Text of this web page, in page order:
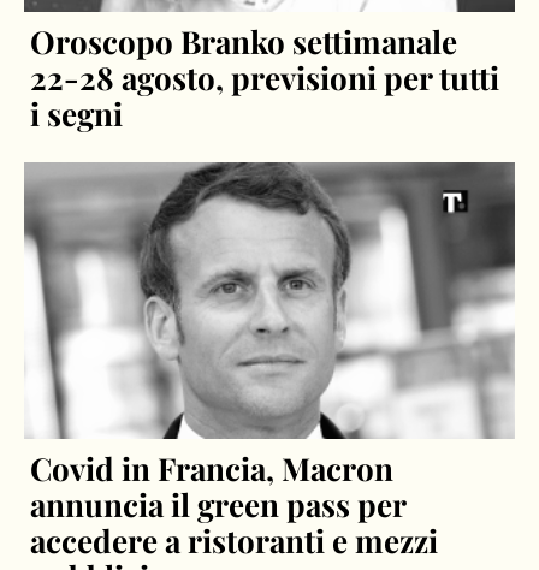
Oroscopo Branko settimanale
22-28 agosto, previsioni per tutti
i segni
Covid in Francia, Macron
annuncia il green pass per
accedere a ristoranti e mezzi